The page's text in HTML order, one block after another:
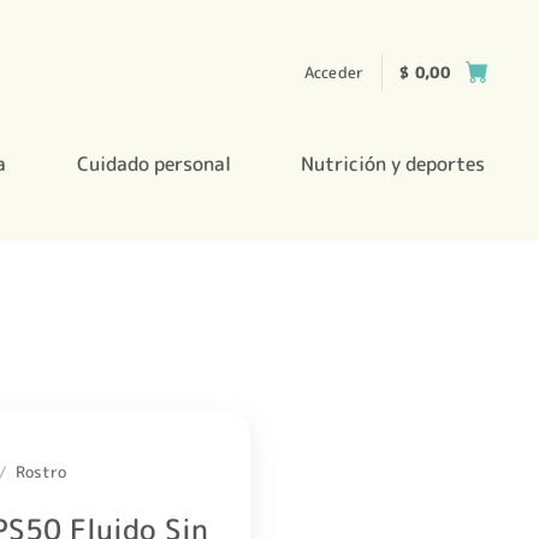
Acceder $ 0,00
Cuidado personal
Nutrición y deportes
/ Rostro
Fluido Sin